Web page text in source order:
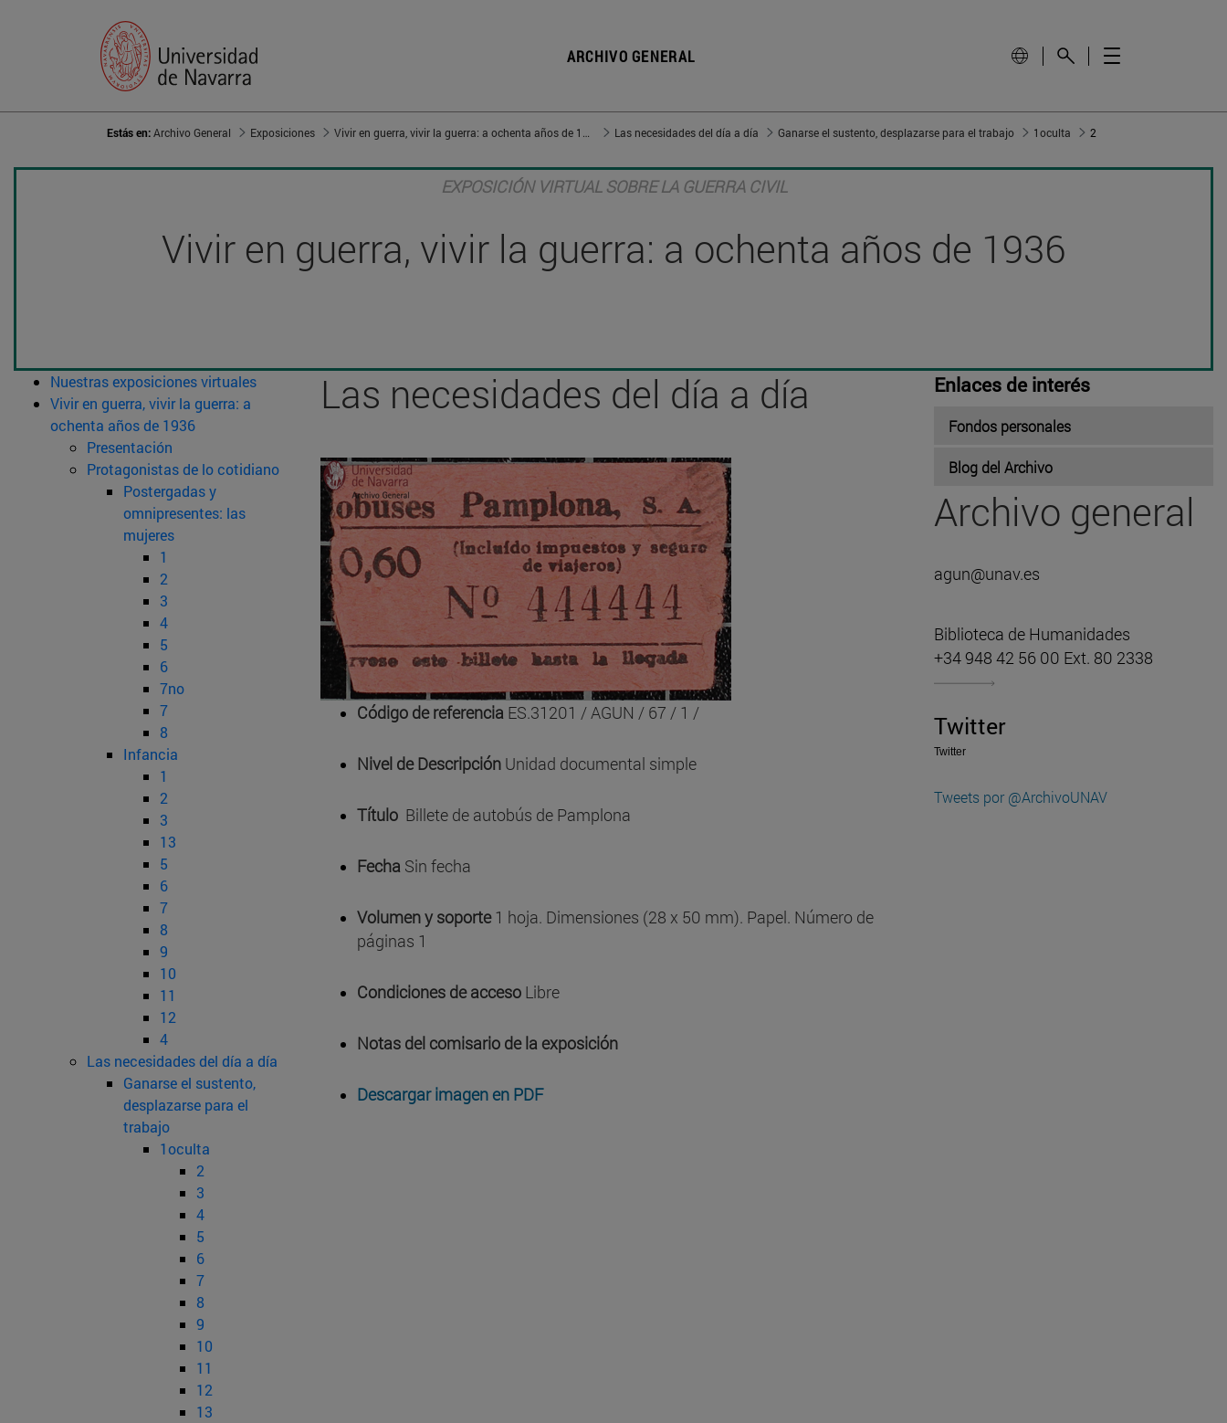
ARCHIVO GENERAL
Estás en:Archivo General Exposiciones Las necesidades del día a día Ganarse el sustento, desplazarse para el trabajo 1oculta 2
EXPOSICIÓN VIRTUAL SOBRE LA GUERRA CIVIL
Vivir en guerra, vivir la guerra: a ochenta años de 1936
Nuestras exposiciones virtuales
Vivir en guerra, vivir la guerra: a
ochenta años de 1936
Presentación
Protagonistas de lo cotidiano
Postergadas y
omnipresentes: las
mujeres
1
2
3
4
5
6
7no
7
8
Infancia
1
2
3
13
5
6
7
8
9
10
11
12
4
Las necesidades del día a día
Ganarse el sustento,
desplazarse para el
trabajo
1oculta
2
3
4
5
6
7
8
9
10
11
12
13
Las necesidades del día a día
Código de referencia ES.31201 / AGUN / 67 / 1 /
Nivel de Descripción Unidad documental simple
Título Billete de autobús de Pamplona
Fecha Sin fecha
Volumen y soporte1 hoja. Dimensiones (28 x 50 mm). Papel. Número de
páginas 1
Condiciones de acceso Libre
Notas del comisario de la exposición
Descargar imagen en PDF
Enlaces de interés
Fondos personales
Blog del Archivo
Archivo general
agun@unav.es
Biblioteca de Humanidades
+34 948 42 56 00 Ext. 80 2338
Twitter
Twitter
Tweets por @ArchivoUNAV